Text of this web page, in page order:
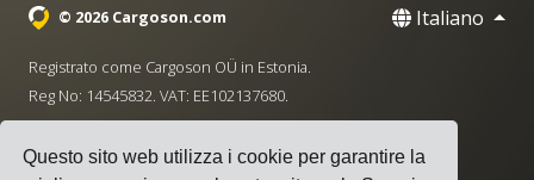
Questo sito web utilizza i cookie per garantire la
© 2026 Cargoson.com Italiano
Registrato come Cargoson OÜ in Estonia.
Reg No: 14545832. VAT: EE102137680.
+372 5555 0028
·